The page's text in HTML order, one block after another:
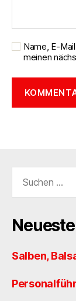
Name, E-
meinen
nach:
Salben,